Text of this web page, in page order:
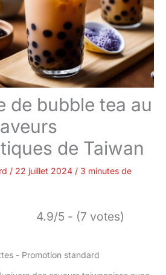
de bubble tea au
de Taiwan
/ 22 juillet 2024 / 3 minutes de
4.9/5 - (7 votes)